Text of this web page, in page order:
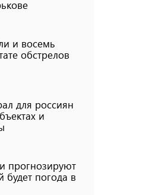
и восемь
обстрелов
для россиян
и
прогнозируют
будет погода в